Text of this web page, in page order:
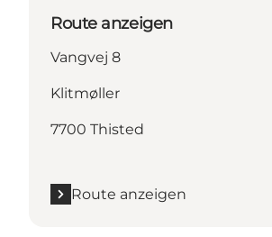
Route anzeigen
Vangvej 8
Klitmøller
7700 Thisted
Route anzeigen